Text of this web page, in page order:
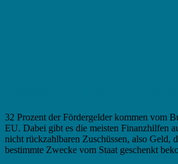
32 Prozent der Fördergelder kommen vom
EU. Dabei gibt es die meisten Finanzhilfen
nicht rückzahlbaren Zuschüssen, also Geld,
bestimmte Zwecke vom Staat geschenkt